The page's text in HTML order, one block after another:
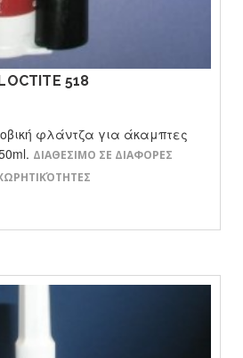
LOCTITE 518
φλάντζα για άκαμπτες
ΔΙΑΘΕΣΙΜΟ ΣΕ ΔΙΑΦΟΡΕΣ